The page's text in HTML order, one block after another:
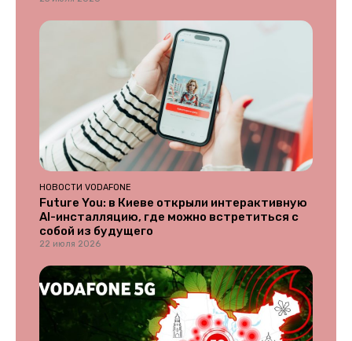
НОВОСТИ VODAFONE
Future You: в Киеве открыли интерактивную
AI-инсталляцию, где можно встретиться с
собой из будущего
22 июля 2026